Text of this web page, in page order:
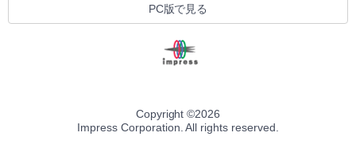
PC版で見る
Copyright ©2026
Impress Corporation. All rights reserved.